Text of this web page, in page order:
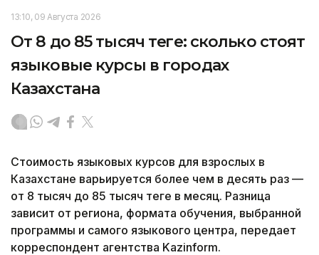
13:10, 09 Августа 2026
От 8 до 85 тысяч теңге: сколько стоят
языковые курсы в городах
Казахстана
Стоимость языковых курсов для взрослых в
Казахстане варьируется более чем в десять раз —
от 8 тысяч до 85 тысяч теңге в месяц. Разница
зависит от региона, формата обучения, выбранной
программы и самого языкового центра, передает
корреспондент агентства Kazinform.